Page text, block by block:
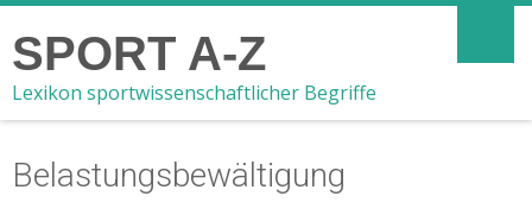
SPORT A-Z
Lexikon sportwissenschaftlicher Begriffe
Belastungsbewältigung